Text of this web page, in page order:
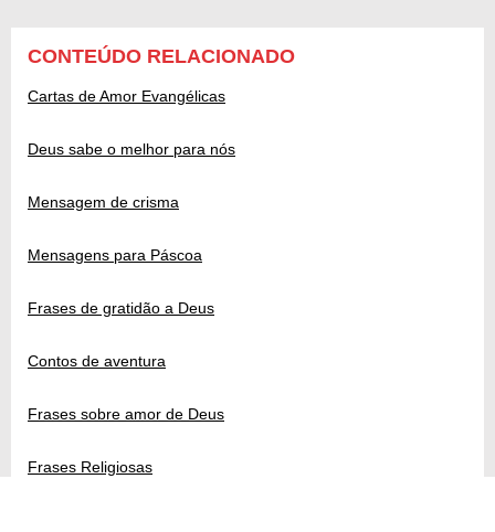
CONTEÚDO RELACIONADO
Cartas de Amor Evangélicas
Deus sabe o melhor para nós
Mensagem de crisma
Mensagens para Páscoa
Frases de gratidão a Deus
Contos de aventura
Frases sobre amor de Deus
Frases Religiosas